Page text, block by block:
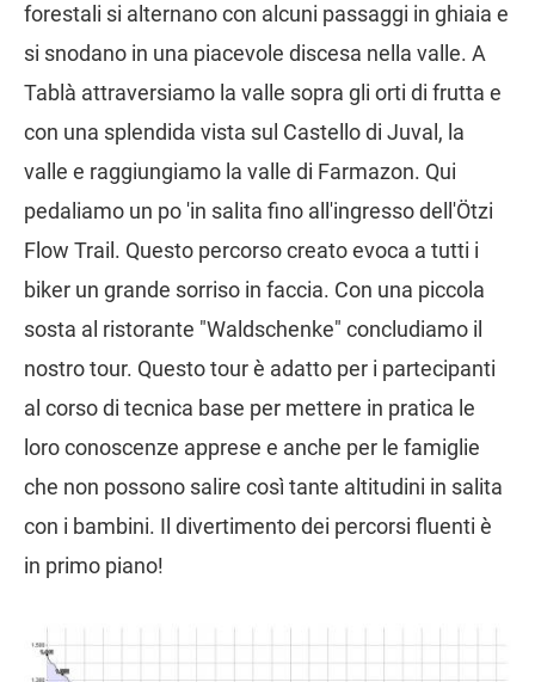
forestali si alternano con alcuni passaggi in ghiaia e
si snodano in una piacevole discesa nella valle. A
Tablà attraversiamo la valle sopra gli orti di frutta e
con una splendida vista sul Castello di Juval, la
valle e raggiungiamo la valle di Farmazon. Qui
pedaliamo un po 'in salita fino all'ingresso dell'Ötzi
Flow Trail. Questo percorso creato evoca a tutti i
biker un grande sorriso in faccia. Con una piccola
sosta al ristorante "Waldschenke" concludiamo il
nostro tour. Questo tour è adatto per i partecipanti
al corso di tecnica base per mettere in pratica le
loro conoscenze apprese e anche per le famiglie
che non possono salire così tante altitudini in salita
con i bambini. Il divertimento dei percorsi fluenti è
in primo piano!